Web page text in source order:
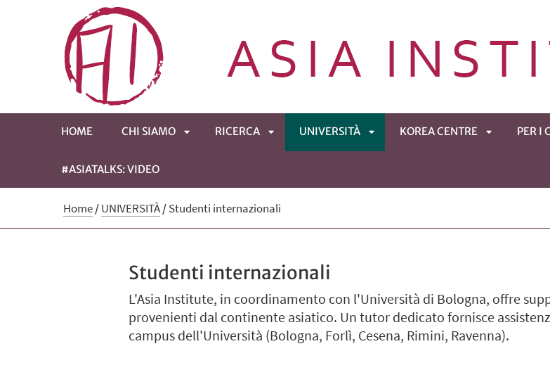
HOME CHI SIAMO
SOTTOMENÙ
RICERCA
SOTTOMENÙ
UNIVERSITÀ KOREA CENTRE PER I
#ASIATALKS: VIDEO
Home/UNIVERSITÀ/Studenti internazionali
Studenti internazionali
L'Asia Institute, in coordinamento con l'Università di Bologna, offre
provenienti dal continente asiatico. Un tutor dedicato fornisce
campus dell'Università (Bologna, Forlì, Cesena, Rimini, Ravenna).